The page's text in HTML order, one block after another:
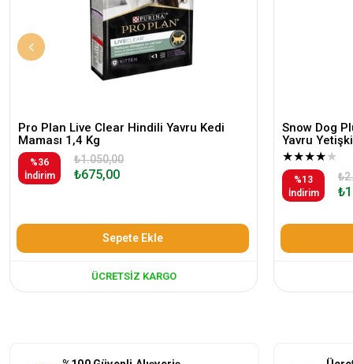
Pro Plan Live Clear Hindili Yavru Kedi
Maması 1,4 Kg
%36
İndirim
₺675,00
₺1.050,00
Sepete Ekle
ÜCRETSIZ KARGO
Snow Dog
Yavru
★★★★★
%13
İndirim